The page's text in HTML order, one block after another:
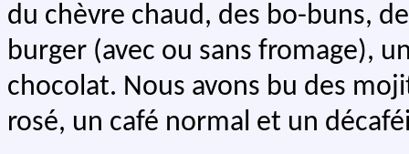
du chèvre chaud, des bo-buns,
burger (avec ou sans fromage),
chocolat. Nous avons bu des
rosé, un café normal et un